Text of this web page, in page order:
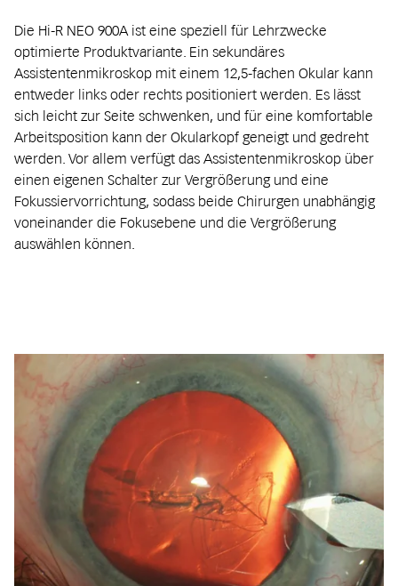
Die Hi-R NEO 900A ist eine speziell für Lehrzwecke
optimierte Produktvariante. Ein sekundäres
Assistentenmikroskop mit einem 12,5-fachen Okular kann
entweder links oder rechts positioniert werden. Es lässt
sich leicht zur Seite schwenken, und für eine komfortable
Arbeitsposition kann der Okularkopf geneigt und gedreht
werden. Vor allem verfügt das Assistentenmikroskop über
einen eigenen Schalter zur Vergrößerung und eine
Fokussiervorrichtung, sodass beide Chirurgen unabhängig
voneinander die Fokusebene und die Vergrößerung
auswählen können.